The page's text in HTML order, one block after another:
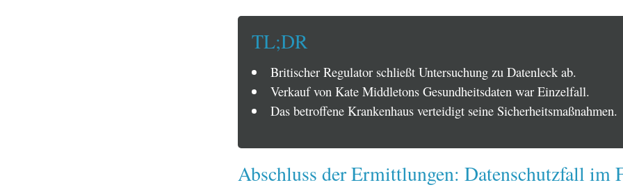
TL;DR
Britischer Regulator schließt Untersuchung zu Datenleck ab.
Verkauf von Kate Middletons Gesundheitsdaten war Einzelfall.
Das betroffene Krankenhaus verteidigt seine Sicherheitsmaßnahmen.
Abschluss der Ermittlungen: Datenschutzfall im